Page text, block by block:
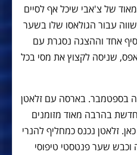
של צ'אבי שיכל אף לסיים
עבור הגולאסו שלו בשער
מוסיף אחד וההצגה נסגרת עם
שניסה לקצוץ את מסי בכל
09-10, ניצחון 2-0 קשה בספטמבר. בארסה עם זלאטן
בהרבה מאוד מזומנים
זלאטן נכנס כמחליף להנרי
שער פנטסטי טיפוסי